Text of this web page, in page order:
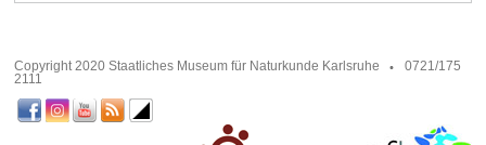
Copyright 2020 Staatliches Museum für Naturkunde Karlsruhe
0721/175
2111